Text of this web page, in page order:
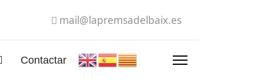
mail@lapremsadelbaix.es
Contactar